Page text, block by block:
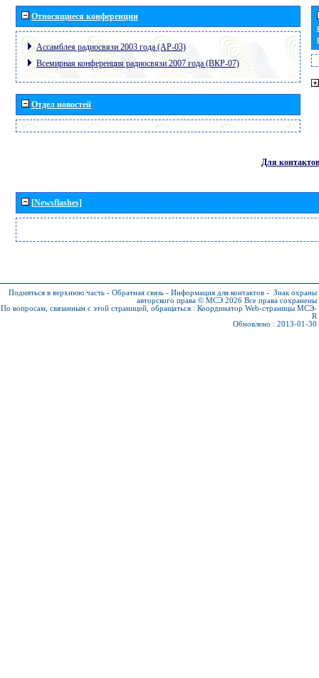
Относящиеся конференции
Ассамблея радиосвязи 2003 года (АР-03)
Всемирная конференция радиосвязи 2007 года (ВКР-07)
Отдел новостей
Для контактов
[Newsflashes]
Подняться в верхнюю часть - Обратная связь - Информация для контактов - Знак охраны
авторского права © МСЭ 2026 Все права сохранены
По вопросам, связанным с этой страницей, обращаться : Координатор Web-страницы МСЭ-
R
Обновлено : 2013-01-30